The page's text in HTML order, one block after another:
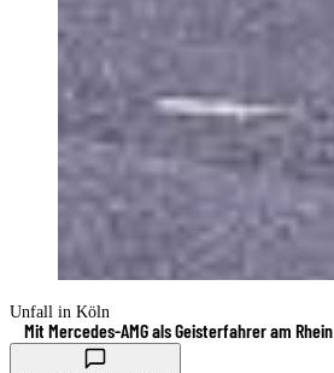
Unfall in Köln
Mit Mercedes-AMG als Geisterfahrer am Rhein